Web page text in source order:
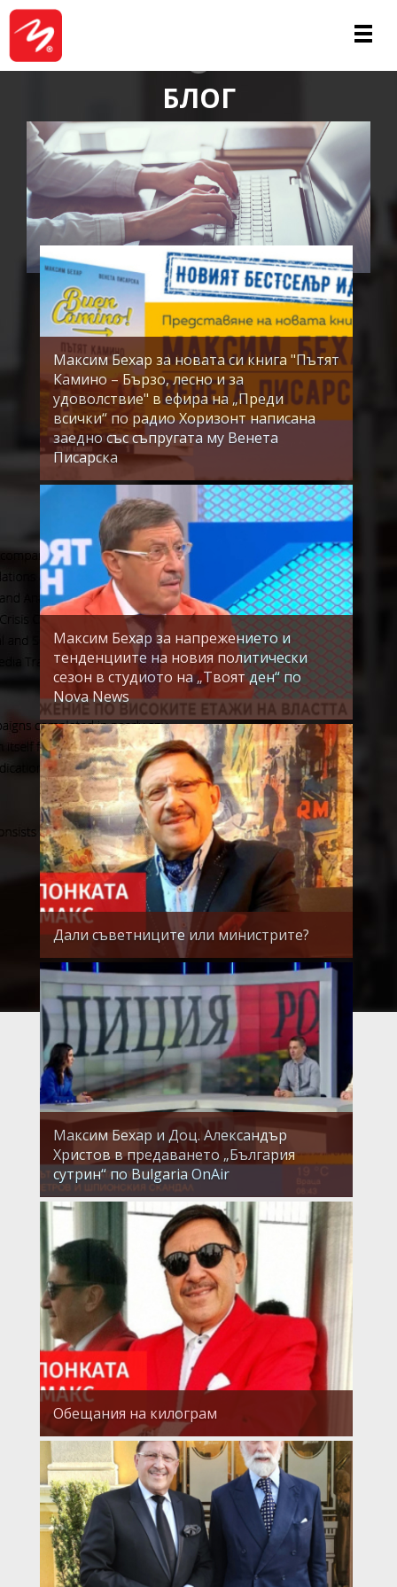
БЛОГ
Максим Бехар за новата си книга "Пътят
Камино – Бързо, лесно и за
удоволствие" в ефира на „Преди
всички“ по радио Хоризонт написана
заедно със съпругата му Венета
Писарска
Максим Бехар за напрежението и
тенденциите на новия политически
сезон в студиото на „Твоят ден“ по
Nova News
Дали съветниците или министрите?
Максим Бехар и Доц. Александър
Христов в предаването „България
сутрин“ по Bulgaria OnAir
Обещания на килограм